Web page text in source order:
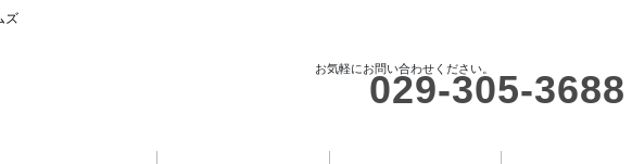
ズ
お気軽にお問い合わせください。
029-305-3688